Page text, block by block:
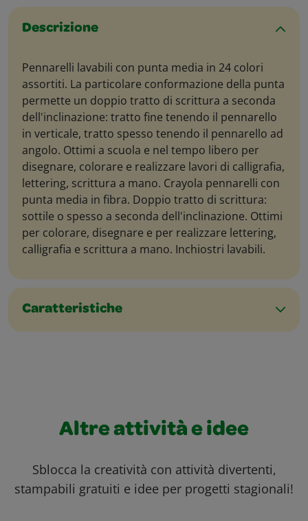
Descrizione
Pennarelli lavabili con punta media in 24 colori
assortiti. La particolare conformazione della punta
permette un doppio tratto di scrittura a seconda
dell'inclinazione: tratto fine tenendo il pennarello
in verticale, tratto spesso tenendo il pennarello ad
angolo. Ottimi a scuola e nel tempo libero per
disegnare, colorare e realizzare lavori di calligrafia,
lettering, scrittura a mano. Crayola pennarelli con
punta media in fibra. Doppio tratto di scrittura:
sottile o spesso a seconda dell'inclinazione. Ottimi
per colorare, disegnare e per realizzare lettering,
calligrafia e scrittura a mano. Inchiostri lavabili.
Caratteristiche
Altre attività e idee
Sblocca la creatività con attività divertenti,
stampabili gratuiti e idee per progetti stagionali!